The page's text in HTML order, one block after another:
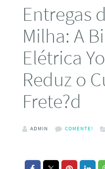
Entregas
Milha: A
Elétrica
Reduz o
Frete?d
ADMIN COMENTE!